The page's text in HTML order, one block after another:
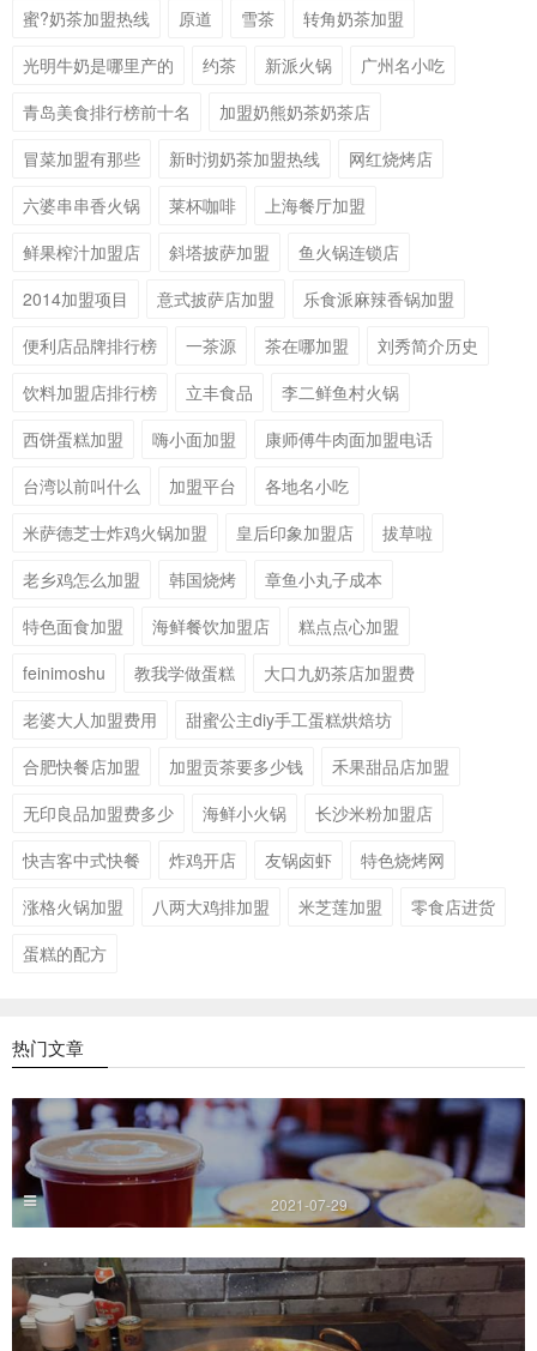
蜜?奶茶加盟热线
原道 雪茶
转角奶茶加盟
光明牛奶是哪里产的
约茶 新派火锅
广州名小吃
青岛美食排行榜前十名
加盟奶熊奶茶奶茶店
冒菜加盟有那些
新时沏奶茶加盟热线
网红烧烤店
六婆串串香火锅
莱杯咖啡
上海餐厅加盟
鲜果榨汁加盟店
斜塔披萨加盟
鱼火锅连锁店
2014加盟项目
意式披萨店加盟
乐食派麻辣香锅加盟
便利店品牌排行榜
一茶源 茶在哪加盟
刘秀简介历史
饮料加盟店排行榜
立丰食品
李二鲜鱼村火锅
西饼蛋糕加盟
嗨小面加盟
康师傅牛肉面加盟电话
台湾以前叫什么
加盟平台
各地名小吃
米萨德芝士炸鸡火锅加盟
皇后印象加盟店
拔草啦
老乡鸡怎么加盟
韩国烧烤
章鱼小丸子成本
特色面食加盟
海鲜餐饮加盟店
糕点点心加盟
feinimoshu
教我学做蛋糕
大口九奶茶店加盟费
老婆大人加盟费用
甜蜜公主diy手工蛋糕烘焙坊
合肥快餐店加盟
加盟贡茶要多少钱
禾果甜品店加盟
无印良品加盟费多少
海鲜小火锅
长沙米粉加盟店
快吉客中式快餐
炸鸡开店 友锅卤虾
特色烧烤网
涨格火锅加盟
八两大鸡排加盟 米芝莲加盟
零食店进货
蛋糕的配方
热门文章
2021-07-29